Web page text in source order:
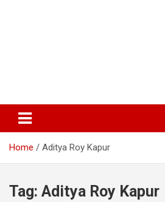
Home Aditya Roy Kapur
Tag: Aditya Roy Kapur